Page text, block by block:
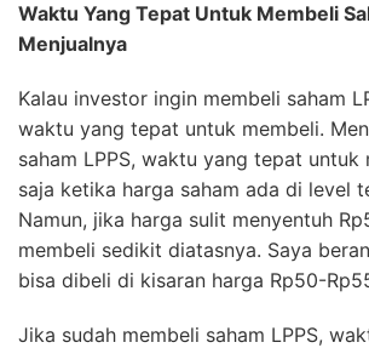
Waktu Yang Tepat Untuk Membeli
Menjualnya
Kalau investor ingin membeli saham
waktu yang tepat untuk membeli.
saham LPPS, waktu yang tepat untuk
saja ketika harga saham ada di level
Namun, jika harga sulit menyentuh
membeli sedikit diatasnya. Saya
bisa dibeli di kisaran harga Rp50-
Jika sudah membeli saham LPPS,